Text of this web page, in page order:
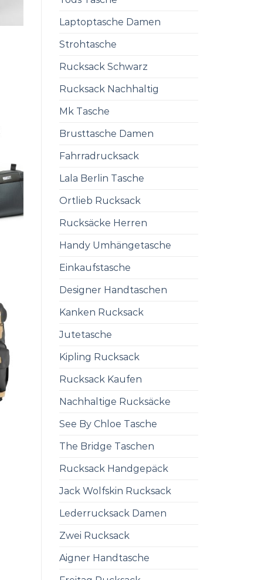
Laptoptasche Damen
Strohtasche
Rucksack Schwarz
Rucksack Nachhaltig
Mk Tasche
Brusttasche Damen
Fahrradrucksack
Lala Berlin Tasche
Ortlieb Rucksack
Rucksäcke Herren
Handy Umhängetasche
Einkaufstasche
Designer Handtaschen
Kanken Rucksack
Jutetasche
Kipling Rucksack
Rucksack Kaufen
Nachhaltige Rucksäcke
See By Chloe Tasche
The Bridge Taschen
Rucksack Handgepäck
Jack Wolfskin Rucksack
Lederrucksack Damen
Zwei Rucksack
Aigner Handtasche